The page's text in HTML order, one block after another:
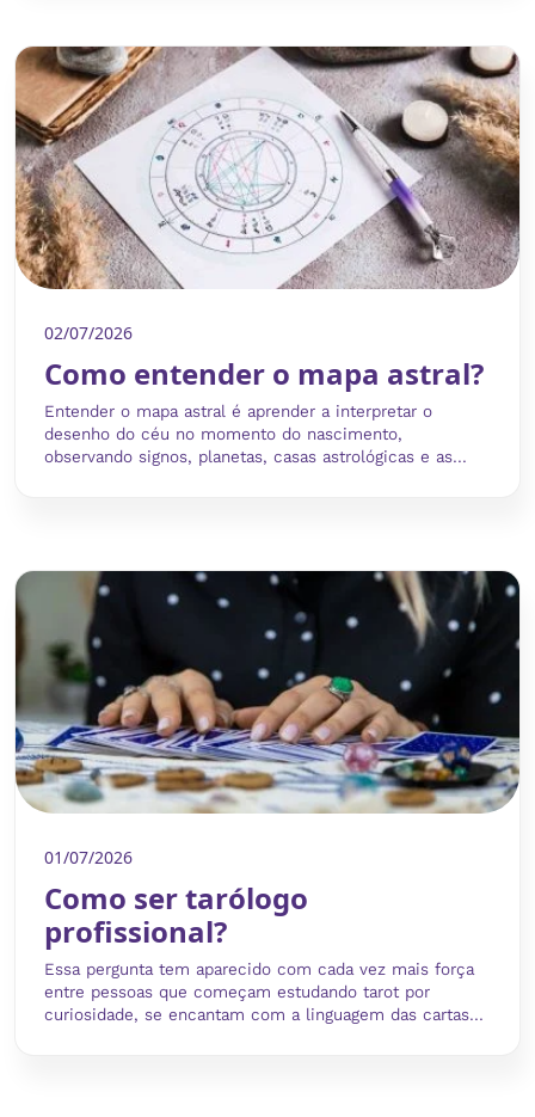
02/07/2026
Como entender o mapa astral?
Entender o mapa astral é aprender a interpretar o
desenho do céu no momento do nascimento,
observando signos, planetas, casas astrológicas e as...
01/07/2026
Como ser tarólogo
profissional?
Essa pergunta tem aparecido com cada vez mais força
entre pessoas que começam estudando tarot por
curiosidade, se encantam com a linguagem das cartas...